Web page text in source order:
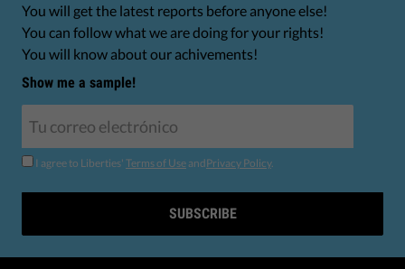
You will get the latest reports before anyone else!
You can follow what we are doing for your rights!
You will know about our achivements!
Show me a sample!
I agree to Liberties' Terms of Use andPrivacy Policy.
SUBSCRIBE